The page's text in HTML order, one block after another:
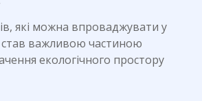
які можна впроваджувати у
став важливою частиною
екологічного простору